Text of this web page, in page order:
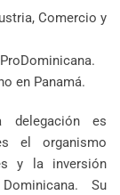
Comercio y
en Panamá.
delegación es
el organismo
y la inversión
Su